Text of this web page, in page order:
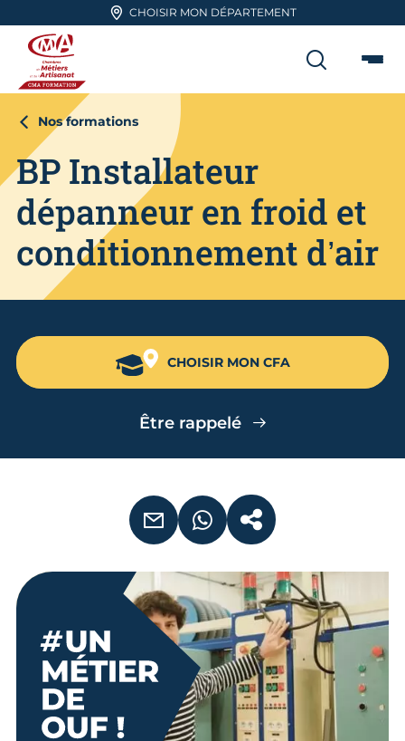
Aller en haut de pageCHOISIR MON DÉPARTEMENT
CMA FORMATION
Nos formations
BP Installateur
dépanneur en froid et
conditionnement d’air
CHOISIR MON CFA
Être rappelé
EMAIL WHATSAPPCOPIER LE LIEN